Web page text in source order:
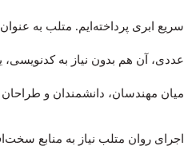
سریع ابری پرداخته‌ایم. متلب به
عددی، آن هم بدون نیاز به کدنویسی،
میان مهندسان، دانشمندان و
اجرای روان متلب نیاز به منابع